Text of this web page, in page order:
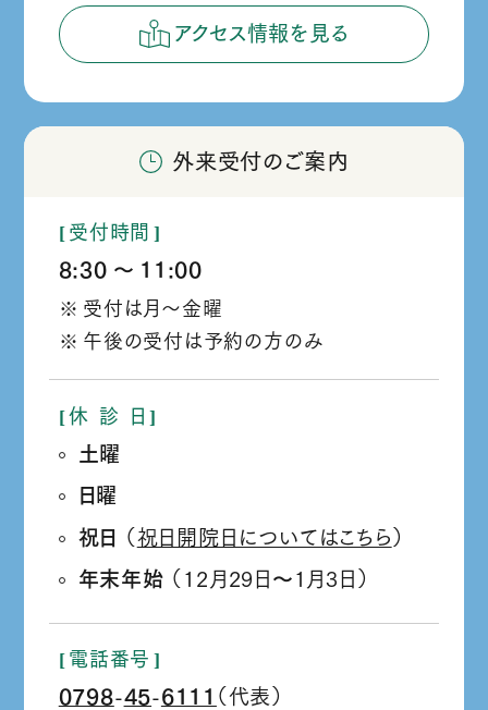
アクセス情報を見る
外来受付のご案内
受付時間
8:30
か
ら
11:00
受付は月～金曜
午後の受付は予約の方のみ
休 診 日
土曜
日曜
祝日 （ 祝日開院日についてはこちら ）
年末年始 （12月29日
1月3日）
電話番号
0798 45 6111 （代表）